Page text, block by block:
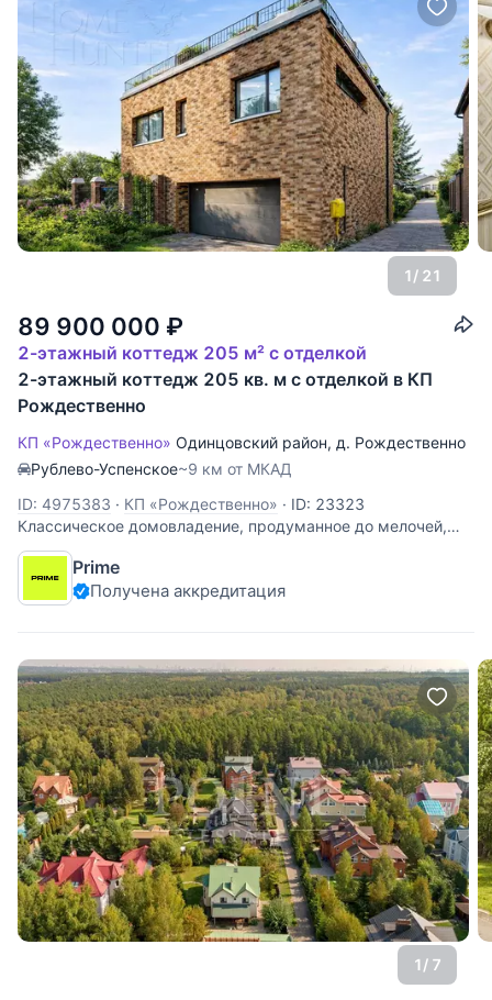
1/ 21
89 900 000 ₽
2-этажный коттедж 205 м² с отделкой
2-этажный коттедж 205 кв. м с отделкой в КП
Рождественно
КП «Рождественно» Одинцовский район, д. Рождественно
Рублево-Успенское~9 км от МКАД
ID: 4975383 · КП «Рождественно» · ID: 23323
Классическое домовладение, продуманное до мелочей,
расположено в элитной локации Рождественно, Барвиха.
На уютном участке площадью 2.27 соток возведен
кирпичный дом площадью 205 м². Всего 7 км от МКАД по
Prime
Получена аккредитация
1 / 7